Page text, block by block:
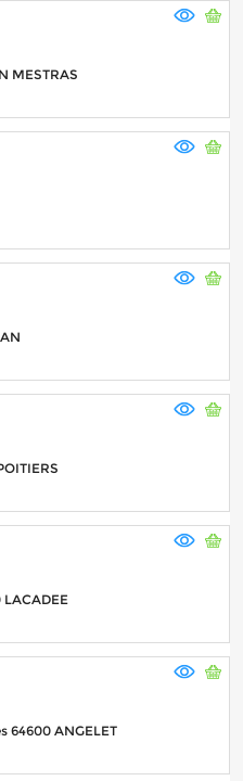
MESTRAS
64600 ANGELET